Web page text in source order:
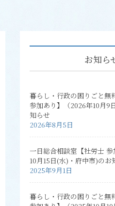
お知ら
暮らし・行政の困りごと無
参加あり】（2026年10月9
知らせ
2026年8月5日
一日総合相談室【社労士
10月15日(水)・府中市)のお
2025年9月1日
暮らし・行政の困りごと無